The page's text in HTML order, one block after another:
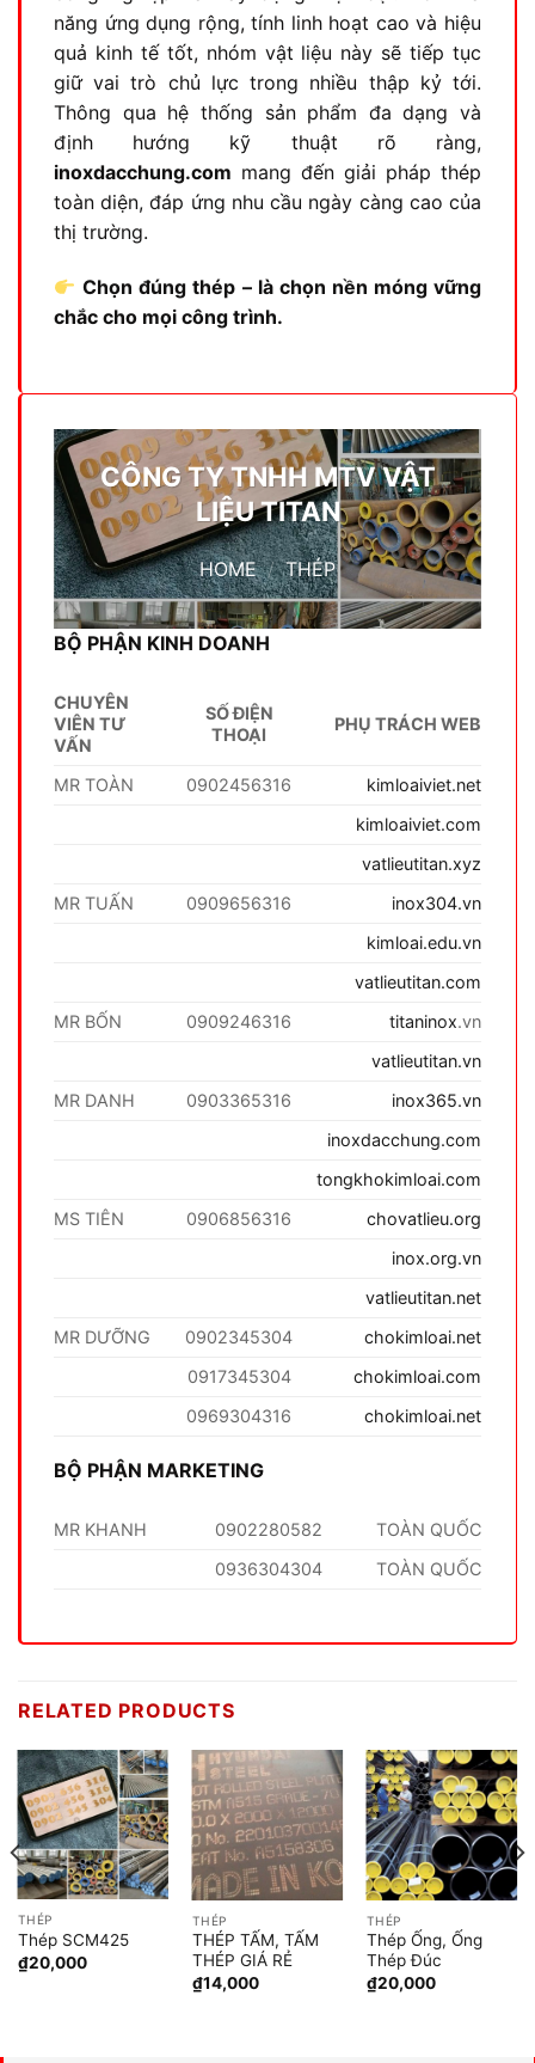
năng ứng dụng rộng, tính linh hoạt cao và hiệu
quả kinh tế tốt, nhóm vật liệu này sẽ tiếp tục
giữ vai trò chủ lực trong nhiều thập kỷ tới.
Thông qua hệ thống sản phẩm đa dạng và
định hướng kỹ thuật rõ ràng,
inoxdacchung.com mang đến giải pháp thép
toàn diện, đáp ứng nhu cầu ngày càng cao của
thị trường.
Chọn đúng thép – là chọn nền móng vững
chắc cho mọi công trình.
CÔNG TY TNHH MTV VẬT
LIỆU TITAN
HOME / THÉP
BỘ PHẬN KINH DOANH
CHUYÊN
VIÊN TƯ
VẤN
SỐ ĐIỆN
THOẠI
PHỤ TRÁCH WEB
MR TOÀN 0902456316
kimloaiviet.net
kimloaiviet.com
vatlieutitan.xyz
MR TUẤN
0909656316
inox304.vn
kimloai.edu.vn
vatlieutitan.com
MR BỐN
0909246316 titaninox.vn
vatlieutitan.vn
MR DANH
0903365316
inox365.vn
inoxdacchung.com
tongkhokimloai.com
MS TIÊN
0906856316
chovatlieu.org
inox.org.vn
vatlieutitan.net
MR DƯỠNG
0902345304
chokimloai.net
0917345304
chokimloai.com
0969304316
chokimloai.net
BỘ PHẬN MARKETING
MR KHANH 0902280582
TOÀN QUỐC
0936304304
TOÀN QUỐC
RELATED PRODUCTS
THÉP
Thép SCM425
₫20,000
THÉP
THÉP TẤM, TẤM
THÉP GIÁ RẺ
₫14,000
THÉP
Thép Ống, Ống
Thép Đúc
₫20,000